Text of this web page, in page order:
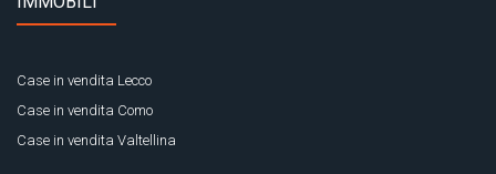
Case in vendita Lecco
Case in vendita Como
Case in vendita Valtellina